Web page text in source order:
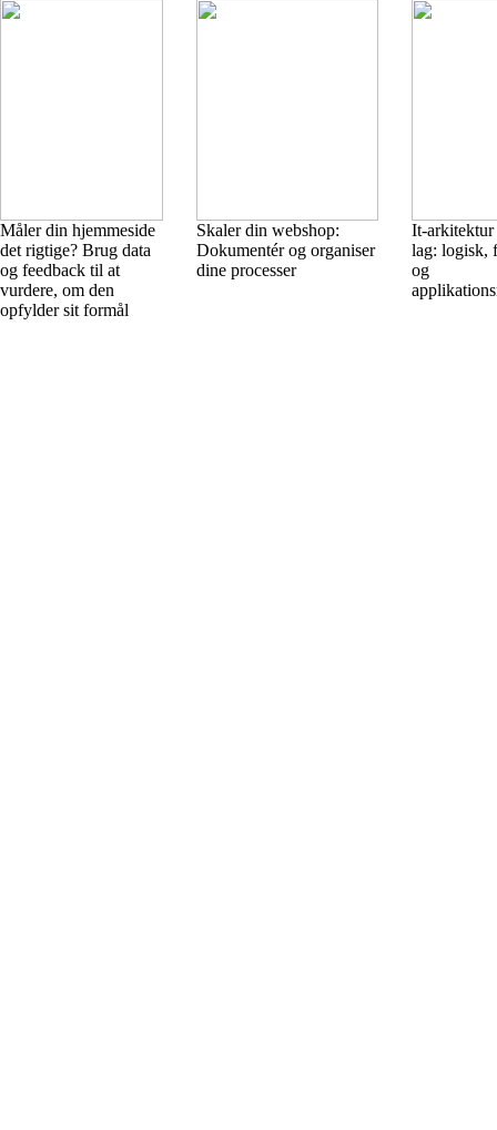
Måler din hjemmeside
det rigtige? Brug data
og feedback til at
vurdere, om den
opfylder sit formål
Skaler din webshop:
Dokumentér og organiser
dine processer
It-arkitektur
lag: logisk,
og